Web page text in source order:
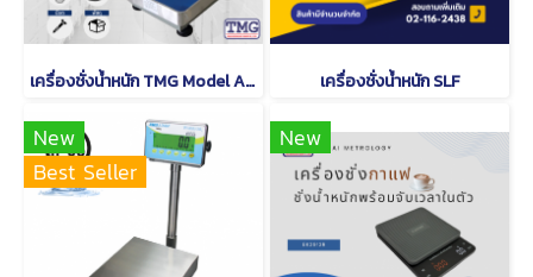
เครื่องชั่งน้ำหนัก TMG Model A12 เครื่องชั่งน้ำหนัก SLF
New
Best Seller
New